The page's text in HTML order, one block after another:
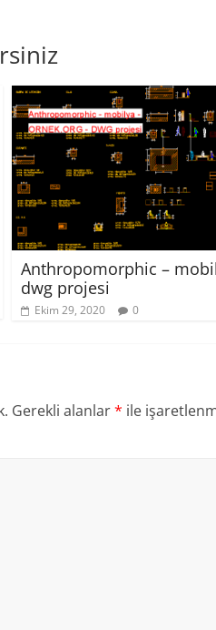
Anthropomorphic –
dwg projesi
Ekim 29, 2020 0
Gerekli alanlar* ile